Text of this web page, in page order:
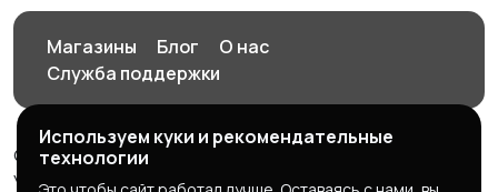
Магазины Блог
О нас
Служба поддержки
© 2026 Орен-АЙ - Авто | Недвижимость | Работа |
Услуги
Используем куки и рекомендательные
технологии